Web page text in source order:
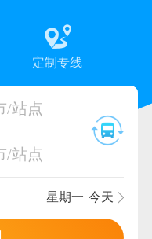
定制专线
/站点
/站点
星期一 今天